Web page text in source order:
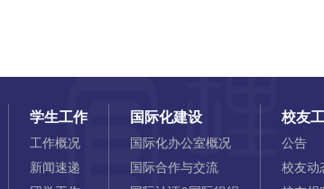
学生工作
工作概况
新闻速递
国际化建设
国际化办公室概况
国际合作与交流
校友
公告
校友动